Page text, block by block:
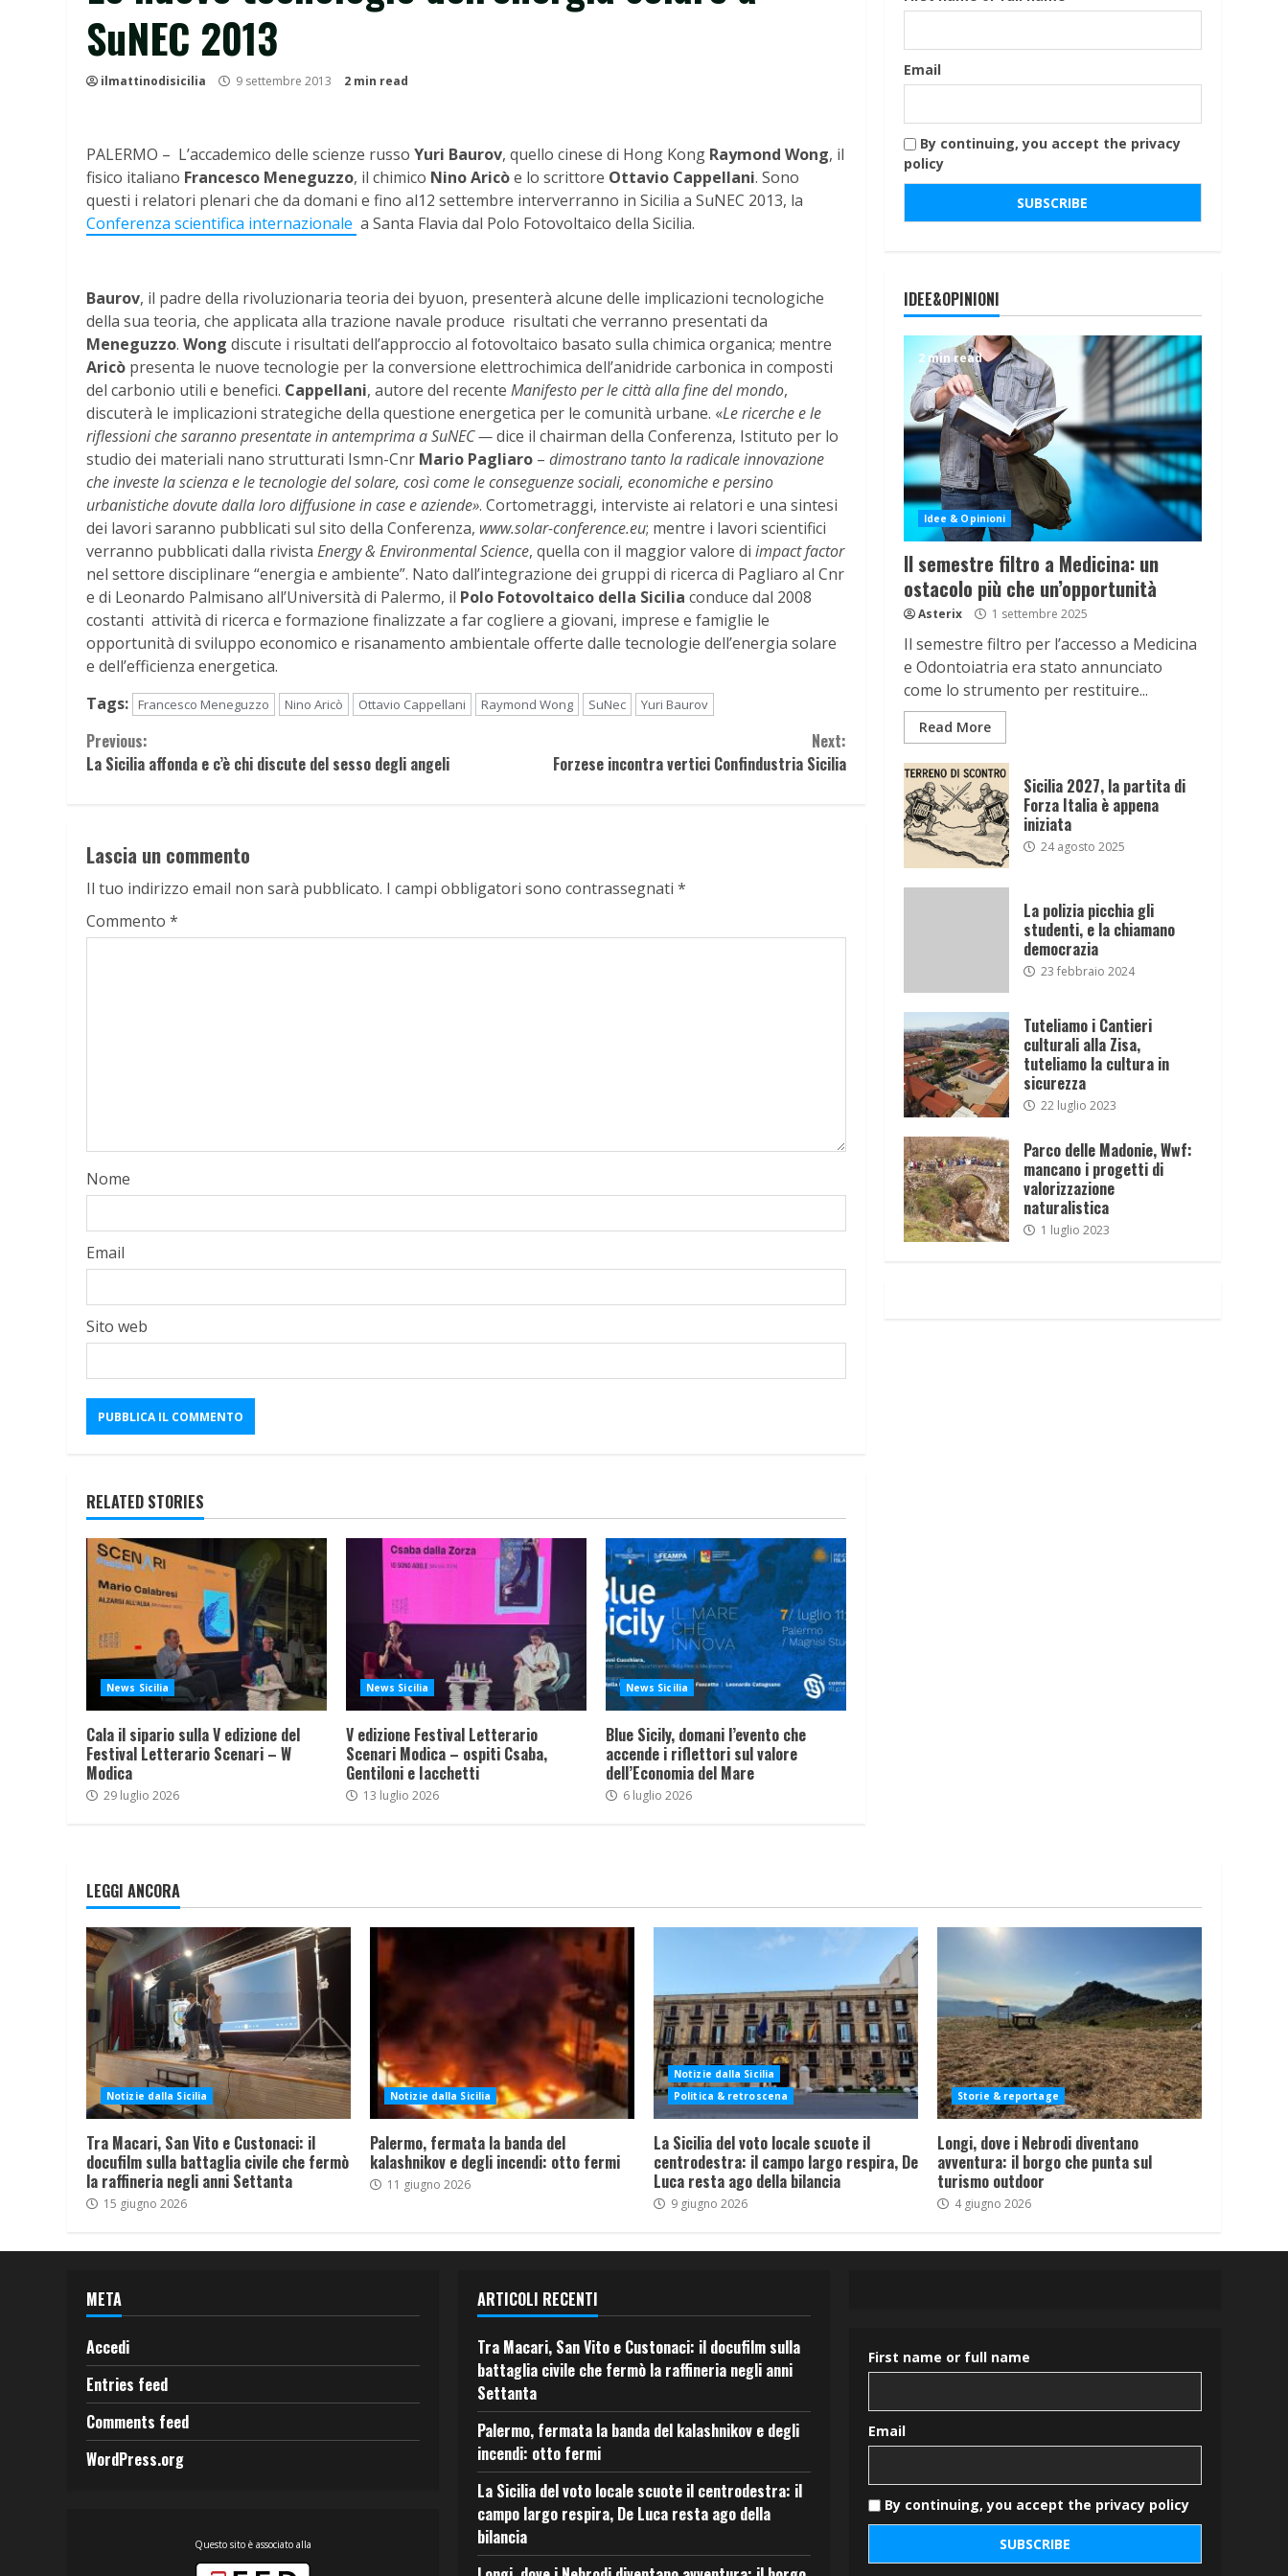
SuNEC 2013
ilmattinodisicilia 9 settembre 2013 2 min read
PALERMO – L’accademico delle scienze russo Yuri Baurov, quello cinese di Hong Kong Raymond Wong, il
fisico italiano Francesco Meneguzzo, il chimico Nino Aricòe lo scrittore Ottavio Cappellani. Sono
questi i relatori plenari che da domani e fino al12 settembre interverranno in Sicilia a SuNEC 2013, la
Conferenza scientifica internazionale a Santa Flavia dal Polo Fotovoltaico della Sicilia.
Baurov, il padre della rivoluzionaria teoria dei byuon, presenterà alcune delle implicazioni tecnologiche
della sua teoria, che applicata alla trazione navale produce risultati che verranno presentati da
Meneguzzo. Wong discute i risultati dell’approccio al fotovoltaico basato sulla chimica organica; mentre
Aricò presenta le nuove tecnologie per la conversione elettrochimica dell’anidride carbonica in composti
del carbonio utili e benefici. Cappellani, autore del recente Manifesto per le città alla fine del mondo,
discuterà le implicazioni strategiche della questione energetica per le comunità urbane. «Le ricerche e le
riflessioni che saranno presentate in antemprima aSuNEC —dice il chairman della Conferenza, Istituto per lo
studio dei materiali nano strutturati Ismn-Cnr Mario Pagliaro – dimostrano tanto la radicale innovazione
che investe la scienza e le tecnologie del solare, così come le conseguenze sociali, economiche e persino
urbanistiche dovute dalla loro diffusione in case e aziende». Cortometraggi, interviste ai relatori e una sintesi
dei lavori saranno pubblicati sul sito della Conferenza, www.solar-conference.eu; mentre i lavori scientifici
verranno pubblicati dalla rivista Energy & Environmental Science, quella con il maggior valore di impact factor
nel settore disciplinare “energia e ambiente”. Nato dall’integrazione dei gruppi di ricerca di Pagliaro al Cnr
e di Leonardo Palmisano all’Università di Palermo, il Polo Fotovoltaico della Sicilia conduce dal 2008
costanti attività di ricerca e formazione finalizzate a far cogliere a giovani, imprese e famiglie le
opportunità di sviluppo economico e risanamento ambientale offerte dalle tecnologie dell’energia solare
e dell’efficienza energetica.
Tags:
Francesco Meneguzzo Nino Aricò Ottavio Cappellani Raymond Wong SuNec Yuri Baurov
Continue
Reading
Previous:
La Sicilia affonda e c’è chi discute del sesso degli angeli
Next:
Forzese incontra vertici Confindustria Sicilia
Lascia un commento
Il tuo indirizzo email non sarà pubblicato. I campi obbligatori sono contrassegnati *
Commento *
Nome
Email
Sito web
RELATED STORIES
News Sicilia
Cala il sipario sulla V edizione del
Festival Letterario Scenari – W
Modica
29 luglio 2026
News Sicilia
V edizione Festival Letterario
Scenari Modica – ospiti Csaba,
Gentiloni e Iacchetti
13 luglio 2026
News Sicilia
Blue Sicily, domani l’evento che
accende i riflettori sul valore
dell’Economia del Mare
6 luglio 2026
Email
By continuing, you accept the privacy
policy
IDEE&OPINIONI
2 min read
Idee & Opinioni
Il semestre filtro a Medicina: un
ostacolo più che un’opportunità
Asterix 1 settembre 2025
Il semestre filtro per l’accesso a Medicina
e Odontoiatria era stato annunciato
come lo strumento per restituire...
Read More
Sicilia 2027, la partita di
Forza Italia è appena
iniziata
24 agosto 2025
La polizia picchia gli
studenti, e la chiamano
democrazia
23 febbraio 2024
Tuteliamo i Cantieri
culturali alla Zisa,
tuteliamo la cultura in
sicurezza
22 luglio 2023
Parco delle Madonie, Wwf:
mancano i progetti di
valorizzazione
naturalistica
1 luglio 2023
LEGGI ANCORA
Notizie dalla Sicilia
Tra Macari, San Vito e Custonaci: il
docufilm sulla battaglia civile che fermò
la raffineria negli anni Settanta
15 giugno 2026
Notizie dalla Sicilia
Palermo, fermata la banda del
kalashnikov e degli incendi: otto fermi
11 giugno 2026
Notizie dalla Sicilia
Politica & retroscena
La Sicilia del voto locale scuote il
centrodestra: il campo largo respira, De
Luca resta ago della bilancia
9 giugno 2026
Storie & reportage
Longi, dove i Nebrodi diventano
avventura: il borgo che punta sul
turismo outdoor
4 giugno 2026
META
Accedi
Entries feed
Comments feed
WordPress.org
Questo sito è associato alla
ARTICOLI RECENTI
Tra Macari, San Vito e Custonaci: il docufilm sulla
battaglia civile che fermò la raffineria negli anni
Settanta
Palermo, fermata la banda del kalashnikov e degli
incendi: otto fermi
La Sicilia del voto locale scuote il centrodestra: il
campo largo respira, De Luca resta ago della
bilancia
First name or full name
Email
By continuing, you accept the privacy policy